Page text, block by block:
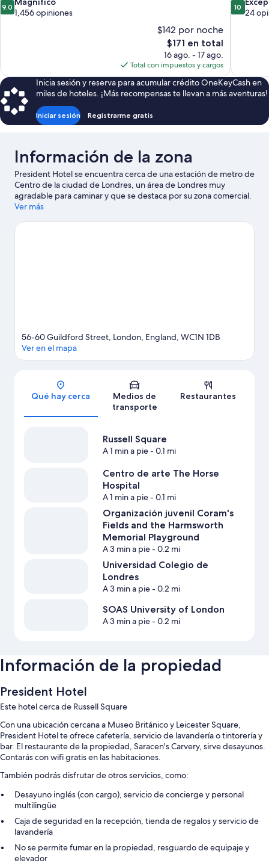
de
9.0
1,456 opiniones
$142 por noche
El
precio
actual
es
de
$171
$171 en total
16 ago. - 17 ago.
Total con impuestos y cargos
de
10
24
Inicia sesión y reserva para acumular crédito OneKeyCash en
miles de hoteles. ¡Más recompensas te llevan a más aventuras!
Iniciar sesión Registrarme gratis
Información de la zona
President Hotel se encuentra cerca de una estación de metro de
Centro de la ciudad de Londres, un área de Londres muy
agradable para caminar y que se destaca por su zona comercial.
Museo Británico y Royal Albert Hall son lugares culturales
de la zona incluyen Catedral de St. Paul y Big Ben. London Eye y
Ver más
Sección del mapa
56-60 Guildford Street, London, England, WC1N 1DB
Ver en el mapa
Qué hay cerca
Medios de
transporte
Restaurantes
Russell Square
A 1 min a pie- 0.1 mi
Centro de arte The Horse
Hospital
A 1 min a pie- 0.1 mi
Organización juvenil Coram's
Fields and the Harmsworth
Memorial Playground
A 3 min a pie- 0.2 mi
Universidad Colegio de
Londres
A 3 min a pie- 0.2 mi
SOAS University of London
A 3 min a pie- 0.2 mi
Información de la propiedad
President Hotel
Este hotel cerca de Russell Square
Con una ubicación cercana a Museo Británico y Leicester Square,
President Hotel te ofrece cafetería, servicio de lavandería o tintorería y
bar. El restaurante de la propiedad, Saracen's Carvery, sirve desayunos.
Contarás con wifi gratis en las habitaciones.
También podrás disfrutar de otros servicios, como:
Desayuno inglés (con cargo), servicio de concierge y personal
multilingüe
Caja de seguridad en la recepción, tienda de regalos y servicio de
lavandería
No se permite fumar en la propiedad, resguardo de equipaje y
elevador